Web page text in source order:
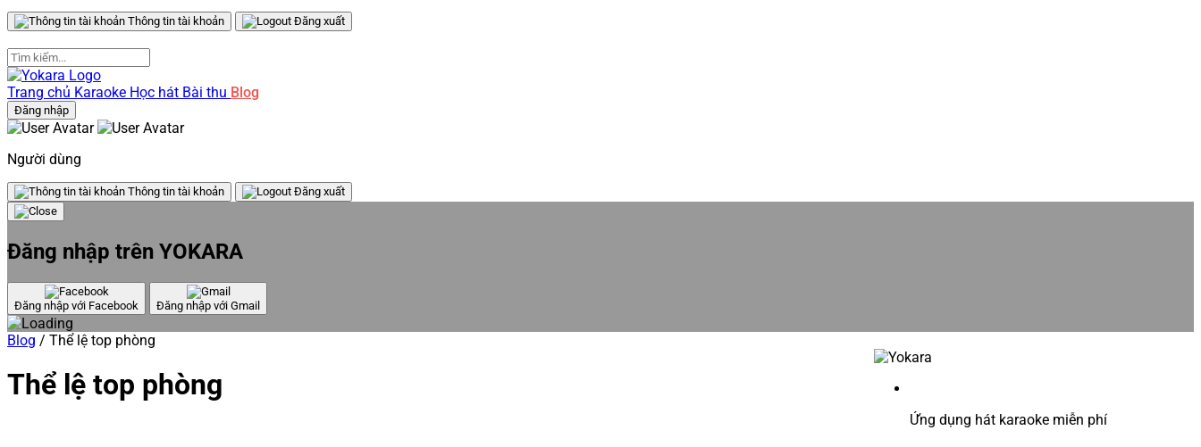
Thông tin tài khoản Đăng xuất
Trang chủ Karaoke Học hát Bài thu Blog
Đăng nhập
Người dùng
Thông tin tài khoản Đăng xuất
Đăng nhập trên YOKARA
Đăng nhập với Facebook Đăng nhập với Gmail
Blog / Thể lệ top phòng
Thể lệ top phòng
Ứng dụng hát karaoke miễn phí